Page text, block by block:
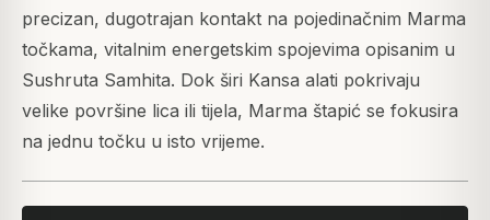
precizan, dugotrajan kontakt na pojedinačnim Marma
točkama, vitalnim energetskim spojevima opisanim u
Sushruta Samhita. Dok širi Kansa alati pokrivaju
velike površine lica ili tijela, Marma štapić se fokusira
na jednu točku u isto vrijeme.